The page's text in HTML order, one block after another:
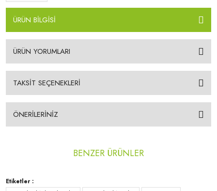
ÜRÜN BİLGİSİ
ÜRÜN YORUMLARI
TAKSİT SEÇENEKLERİ
ÖNERİLERİNİZ
BENZER ÜRÜNLER
Etiketler :